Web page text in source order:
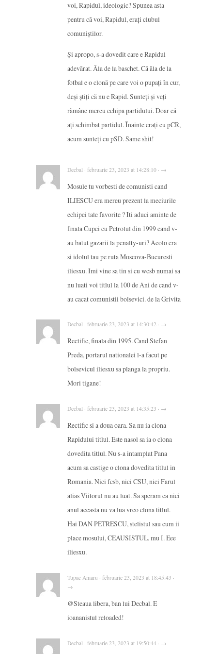
voi, Rapidul, ideologic? Spunea asta
pentru că voi, Rapidul, erați clubul
comuniștilor.
Și apropo, s-a dovedit care e Rapidul
adevărat. Ăla de la baschet. Că ăla de la
fotbal e o clonă pe care voi o pupați în cur,
deși știți că nu e Rapid. Sunteți și veți
rămâne mereu echipa partidului. Doar că
ați schimbat partidul. Înainte erați cu pCR,
acum sunteți cu pSD. Same shit!
Decbal · februarie 23, 2023 at 14:28:10 · →
Mosule tu vorbesti de comunisti cand
ILIESCU era mereu prezent la meciurile
echipei tale favorite ? Iti aduci aminte de
finala Cupei cu Petrolul din 1999 cand v-
au batut gazarii la penalty-uri? Acolo era
si idolul tau pe ruta Moscova-Bucuresti
iliesxu. Imi vine sa tin si cu wcsb numai sa
nu luati voi titlul la 100 de Ani de cand v-
au cacat comunistii bolsevici. de la Grivita
Decbal · februarie 23, 2023 at 14:30:42 · →
Rectific, finala din 1995. Cand Stefan
Preda, portarul nationalei l-a facut pe
bolsevicul iliesxu sa planga la propriu.
Mori tigane!
Decbal · februarie 23, 2023 at 14:35:23 · →
Rectific si a doua oara. Sa nu ia clona
Rapidului titlul. Este nasol sa ia o clona
dovedita titlul. Nu s-a intamplat Pana
acum sa castige o clona dovedita titlul in
Romania. Nici fcsb, nici CSU, nici Farul
alias Viitorul nu au luat. Sa speram ca nici
anul aceasta nu va lua vreo clona titlul.
Hai DAN PETRESCU, stelistul sau cum ii
place mosului, CEAUSISTUL. mu I. Eee
iliesxu.
Tupac Amaru · februarie 23, 2023 at 18:45:43 ·
→
@Steaua libera, ban lui Decbal. E
ioananistul reloaded!
Decbal · februarie 23, 2023 at 19:50:44 · →